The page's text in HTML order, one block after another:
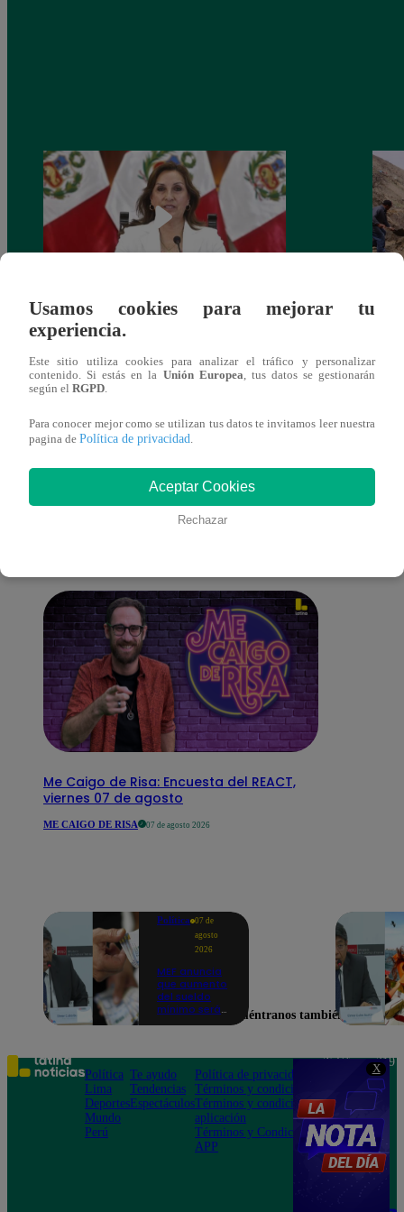
X
Congreso: proponen que el aumento del
salario presidencial se aplique desde 2026
También te puede
interesar
Me Caigo de Risa: Encuesta del REACT,
viernes 07 de agosto
ME CAIGO DE RISA 07 de agosto 2026
Política
07 de
agosto
2026
MEF anuncia
que aumento
del sueldo
mínimo será
posiblemente,
de S/ 100 y el
otro de S/ 70"
Usamos cookies para mejorar tu
experiencia.
Este sitio utiliza cookies para analizar el tráfico y personalizar
contenido. Si estás en la Unión Europea , tus datos se gestionarán
según el RGPD
Para conocer mejor como se utilizan tus datos te invitamos leer nuestra
pagina de Política de privacidad
Aceptar Cookies
Rechazar
Encuéntranos también en
Política
Lima
Deportes
Mundo
Perú
Te ayudo
Tendencias
Espectáculos
Política de privacidad
Términos y condiciones
Términos y condiciones
aplicación
Términos y Condiciones
APP
Teléfono: 219
Av. San
Felipe 968
Jesús María